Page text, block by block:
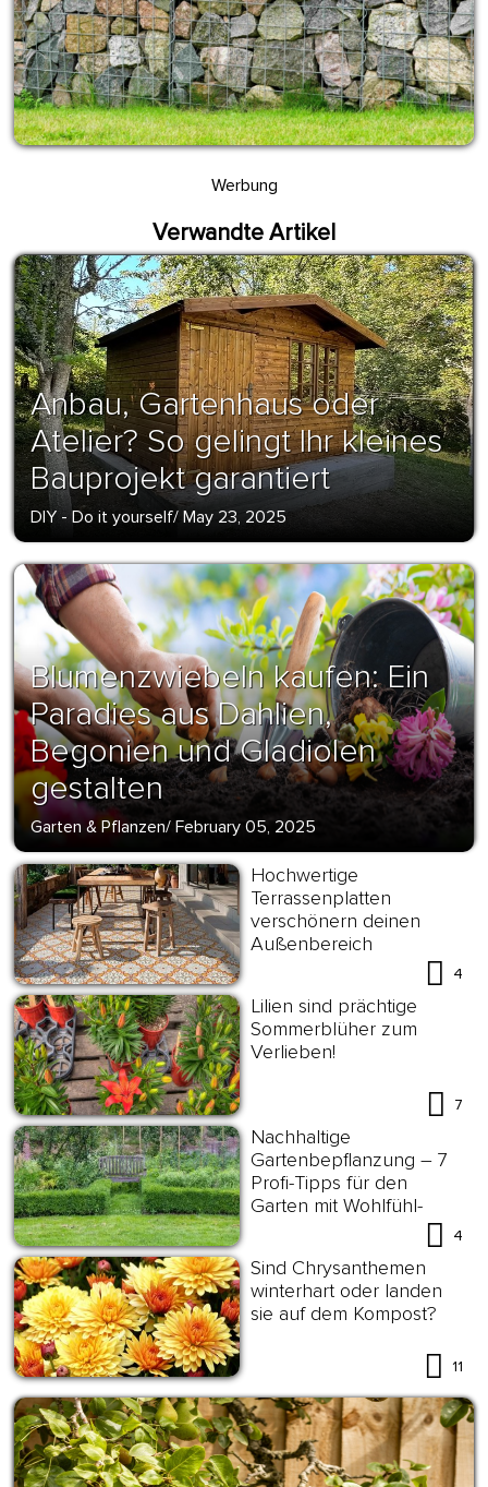
Werbung
Verwandte Artikel
Anbau, Gartenhaus oder
Atelier? So gelingt Ihr kleines
Bauprojekt garantiert
DIY - Do it yourself/ May 23, 2025
Blumenzwiebeln kaufen: Ein
Paradies aus Dahlien,
Begonien und Gladiolen
gestalten
Garten & Pflanzen/ February 05, 2025
Hochwertige
Terrassenplatten
verschönern deinen
Außenbereich
4
Lilien sind prächtige
Sommerblüher zum
Verlieben!
7
Nachhaltige
Gartenbepflanzung – 7
Profi-Tipps für den
Garten mit Wohlfühl-
4
Sind Chrysanthemen
winterhart oder landen
sie auf dem Kompost?
11